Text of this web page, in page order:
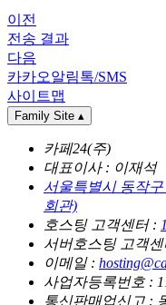
이전
전송 결과
다음
카카오알림톡/SMS
사이트맵
Family Site ▴
카페24(주)
대표이사 : 이재석
서울특별시 동작
회관)
호스팅 고객센터 :
서버호스팅 고객센
이메일 :
사업자등록번호 :
통신판매업신고 :